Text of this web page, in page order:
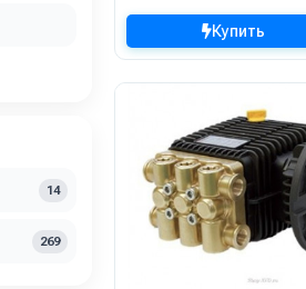
14
269
Купить